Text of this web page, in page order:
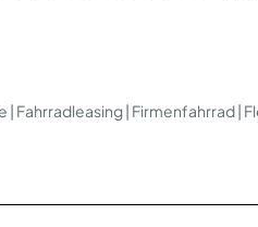
Fahrradleasing | Firmenfahrrad |